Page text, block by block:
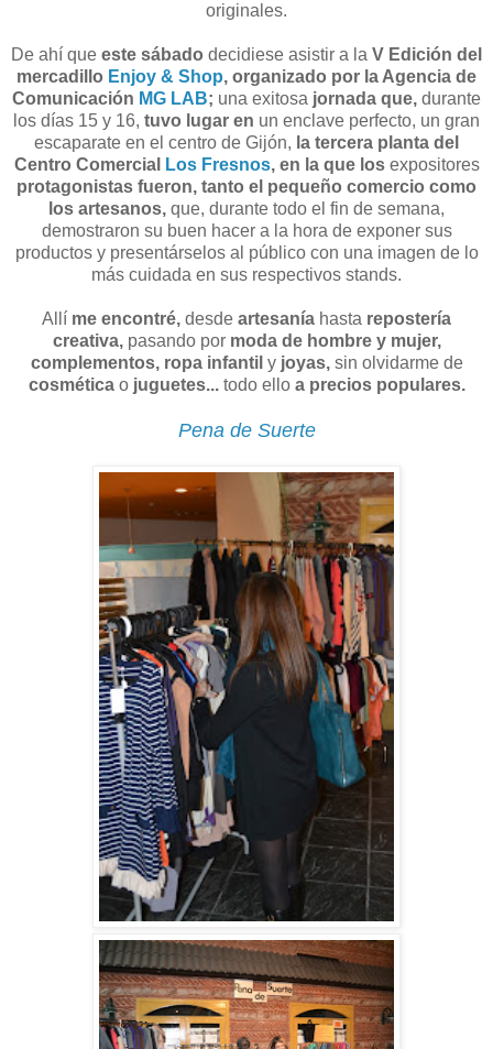
originales.
De ahí que este sábado decidiese asistir a la V Edición del
mercadillo Enjoy & Shop, organizado por la Agencia de
Comunicación MG LAB; una exitosa jornada que, durante
los días 15 y 16, tuvo lugar en un enclave perfecto, un gran
escaparate en el centro de Gijón, la tercera planta del
Centro Comercial
Los Fresnos, en la que losexpositores
protagonistas fueron, tanto el pequeño comercio como
los artesanos, que, durante todo el fin de semana,
demostraron su buen hacer a la hora de exponer sus
productos y presentárselos al público con una imagen de lo
más cuidada en sus respectivos stands.
Allí me encontré, desde artesanía hasta repostería
creativa, pasando por moda de hombre y mujer,
complementos, ropa infantil y joyas,sin olvidarme de
cosmética o juguetes...todo elloa precios populares.
Pena de Suerte